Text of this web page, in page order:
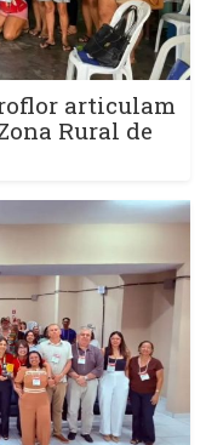
articulam
Rural de